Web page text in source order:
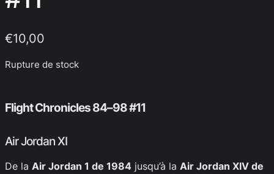
€10,00
Rupture de stock
Flight Chronicles 84–98 #11
Air Jordan XI
De la Air Jordan 1 de 1984 jusqu’à la Air Jordan XIV de